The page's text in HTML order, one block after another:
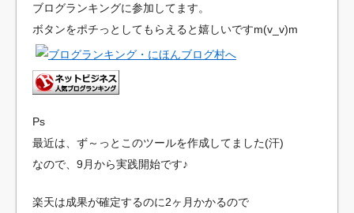
ブログランキングに参加してます。
ボタンをポチっとしてもらえると嬉しいですm(v_v)m
Ps
最近は、ず～っとこのツールを作成してました(汗)
なので、9月から実践開始です♪
楽天は成果が確定するのに2ヶ月かかるので